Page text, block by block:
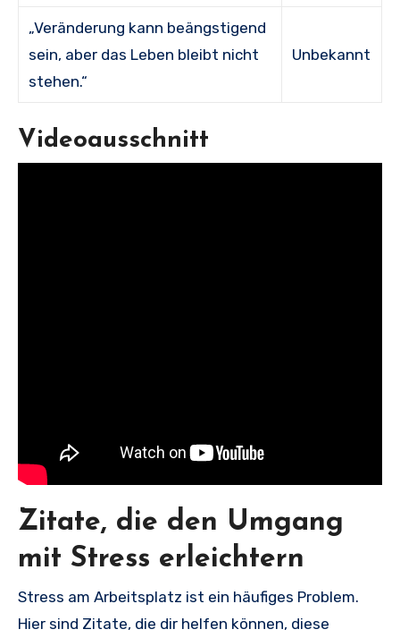
„Veränderung kann beängstigend
sein, aber das Leben bleibt nicht
stehen.“
Unbekannt
Videoausschnitt
Zitate, die den Umgang
mit Stress erleichtern
Stress am Arbeitsplatz ist ein häufiges Problem.
Hier sind Zitate, die dir helfen können, diese